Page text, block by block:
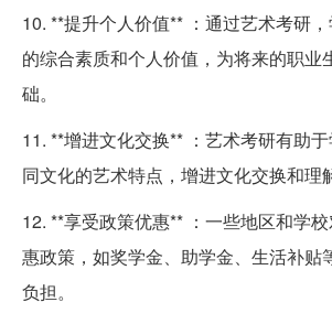
10. **提升个人价值** ：通过艺术考研
的综合素质和个人价值，为将来的职业
础。
11. **增进文化交换** ：艺术考研有助
同文化的艺术特点，增进文化交换和理
12. **享受政策优惠** ：一些地区和学
惠政策，如奖学金、助学金、生活补贴
负担。